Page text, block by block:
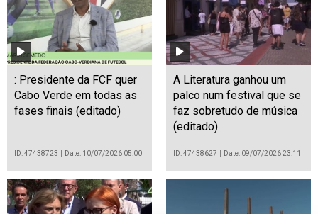
: Presidente da FCF quer
Cabo Verde em todas as
fases finais (editado)
ID: 47438723 Date: 10/07/2026 05:00
A Literatura ganhou um
palco num festival que se
faz sobretudo de música
(editado)
ID: 47438627 Date: 09/07/2026 23:11